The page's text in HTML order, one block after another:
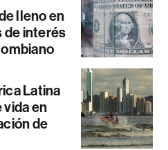
lleno en
de interés
Latina
vida en
de